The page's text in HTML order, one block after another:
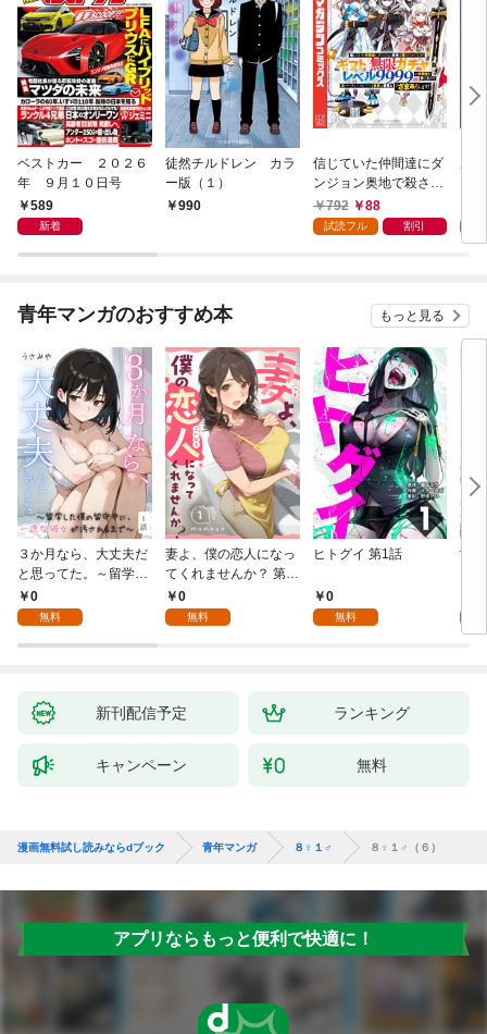
ベストカー ２０２６
年 ９月１０日号
589
新着
徒然チルドレン カラ
ー版（１）
990
信じていた仲間達にダ
ンジョン奥地で殺され
かけたがギフト『無限
ガチャ』でレベル９９
『ざまぁ！』します！
792 88
試読フル 割引
青年マンガのおすすめ本 もっと見る
３か月なら、大丈夫だ
と思ってた。～留学し
た僕の留守中に、一途
な彼女が汚されるまで
0
無料
妻よ、僕の恋人になっ
てくれませんか？ 第1
話0
無料
ヒトグイ 第1話
0
無料
世
新刊配信予定 ランキング
キャンペーン 無料
漫画無料試し読みならdブック 青年マンガ ８♀１♂ ８♀１♂（６）
アプリならもっと便利で快適に！